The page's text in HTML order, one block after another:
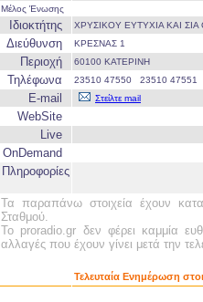
Μέλος Ένωσης
Ιδιοκτήτης ΧΡΥΣΙΚΟΥ ΕΥΤΥΧΙΑ ΚΑΙ ΣΙΑ
Διεύθυνση ΚΡΕΣΝΑΣ 1
Περιοχή 60100 ΚΑΤΕΡΙΝΗ
Τηλέφωνα 23510 47550 23510 47551
E-mail Στείλτε mail
WebSite
Live
OnDemand
Πληροφορίες
Τα παραπάνω στοιχεία έχουν
Σταθμού.
Το proradio.gr δεν φέρει καμμία
αλλαγές που έχουν γίνει μετά την
Τελευταία Ενημέρωση